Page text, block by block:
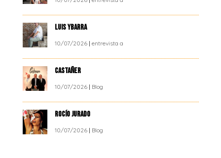
LUIS YBARRA
10/07/2026| entrevista a
CASTAÑER
10/07/2026| Blog
ROCÍO JURADO
10/07/2026| Blog